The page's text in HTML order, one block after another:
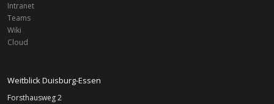
Intranet
Teams
Wiki
Cloud
Weitblick Duisburg-Essen
Forsthausweg 2